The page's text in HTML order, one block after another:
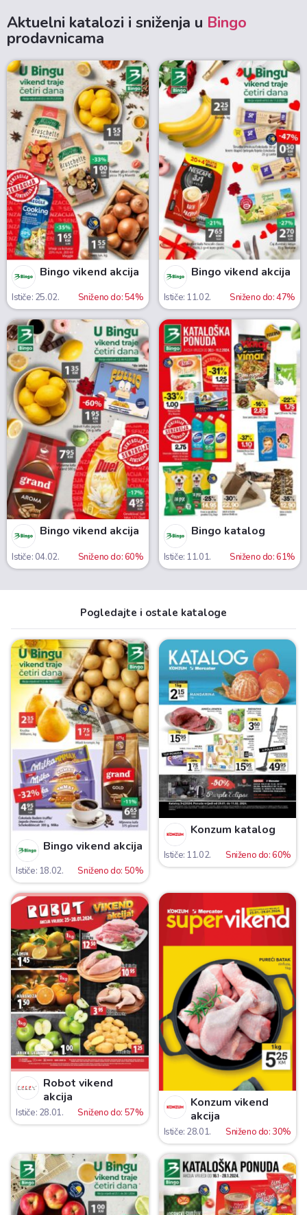
Aktuelni katalozi i sniženja u Bingo
prodavnicama
Bingo vikend akcija
Ističe: 25.02. Sniženo do: 54%
Bingo vikend akcija
Ističe: 11.02. Sniženo do: 47%
Bingo vikend akcija
Ističe: 04.02. Sniženo do: 60%
Bingo katalog
Ističe: 11.01. Sniženo do: 61%
Pogledajte i ostale kataloge
Bingo vikend akcija
Ističe: 18.02. Sniženo do: 50%
Konzum katalog
Ističe: 11.02. Sniženo do: 60%
Robot vikend
akcija
Ističe: 28.01. Sniženo do: 57%
Konzum vikend
akcija
Ističe: 28.01. Sniženo do: 30%